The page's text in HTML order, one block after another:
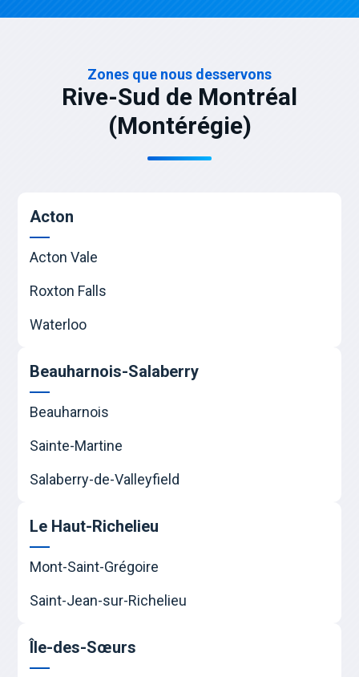
Zones que nous desservons
Rive-Sud de Montréal
(Montérégie)
Acton
Acton Vale
Roxton Falls
Waterloo
Beauharnois-Salaberry
Beauharnois
Sainte-Martine
Salaberry-de-Valleyfield
Le Haut-Richelieu
Mont-Saint-Grégoire
Saint-Jean-sur-Richelieu
Île-des-Sœurs